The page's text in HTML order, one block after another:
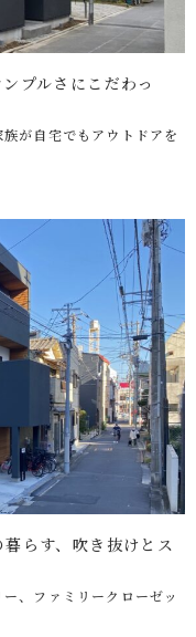
プルさにこだわっ
が自宅でもアウトドアを
らす、吹き抜けとス
、ファミリークローゼッ